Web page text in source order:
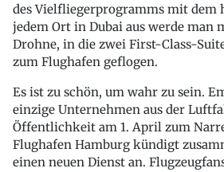
des Vielfliegerprogramms mit dem
jedem Ort in Dubai aus werde man
Drohne, in die zwei First-Class-
zum Flughafen geflogen.
Es ist zu schön, um wahr zu sein.
einzige Unternehmen aus der
Öffentlichkeit am 1. April zum
Flughafen Hamburg kündigt
einen neuen Dienst an.